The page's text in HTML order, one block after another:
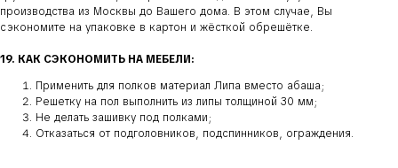
производства из Москвы до Вашего дома. В этом случае, Вы
сэкономите на упаковке в картон и жёсткой обрешётке.
19. КАК СЭКОНОМИТЬ НА МЕБЕЛИ:
Применить для полков материал Липа вместо абаша;
Решетку на пол выполнить из липы толщиной 30 мм;
Не делать зашивку под полками;
Отказаться от подголовников, подспинников, ограждения.